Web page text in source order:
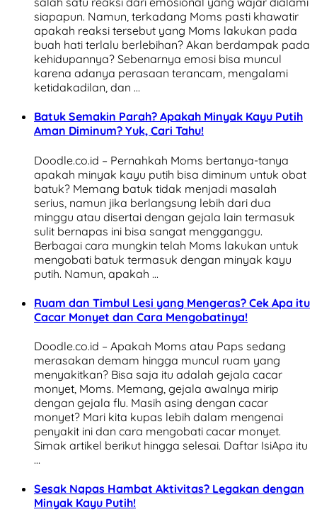
siapapun. Namun, terkadang Moms pasti khawatir
apakah reaksi tersebut yang Moms lakukan pada
buah hati terlalu berlebihan? Akan berdampak pada
kehidupannya? Sebenarnya emosi bisa muncul
karena adanya perasaan terancam, mengalami
ketidakadilan, dan …
Batuk Semakin Parah? Apakah Minyak Kayu Putih
Aman Diminum? Yuk, Cari Tahu!
Doodle.co.id – Pernahkah Moms bertanya-tanya
apakah minyak kayu putih bisa diminum untuk obat
batuk? Memang batuk tidak menjadi masalah
serius, namun jika berlangsung lebih dari dua
minggu atau disertai dengan gejala lain termasuk
sulit bernapas ini bisa sangat mengganggu.
Berbagai cara mungkin telah Moms lakukan untuk
mengobati batuk termasuk dengan minyak kayu
putih. Namun, apakah …
Ruam dan Timbul Lesi yang Mengeras? Cek Apa itu
Cacar Monyet dan Cara Mengobatinya!
Doodle.co.id – Apakah Moms atau Paps sedang
merasakan demam hingga muncul ruam yang
menyakitkan? Bisa saja itu adalah gejala cacar
monyet, Moms. Memang, gejala awalnya mirip
dengan gejala flu. Masih asing dengan cacar
monyet? Mari kita kupas lebih dalam mengenai
penyakit ini dan cara mengobati cacar monyet.
Simak artikel berikut hingga selesai. Daftar IsiApa itu
…
Sesak Napas Hambat Aktivitas? Legakan dengan
Minyak Kayu Putih!